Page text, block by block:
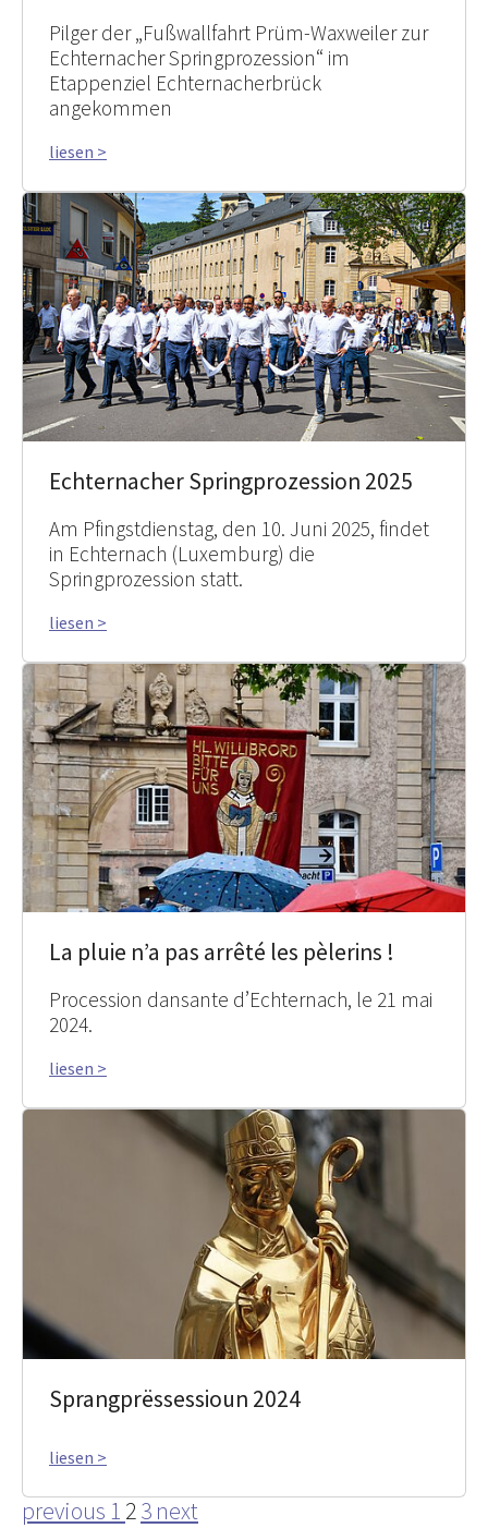
Pilger der „Fußwallfahrt Prüm-Waxweiler zur
Echternacher Springprozession“ im
Etappenziel Echternacherbrück
angekommen
liesen >
Echternacher Springprozession 2025
Am Pfingstdienstag, den 10. Juni 2025, findet
in Echternach (Luxemburg) die
Springprozession statt.
liesen >
La pluie n’a pas arrêté les pèlerins !
Procession dansante d’Echternach, le 21 mai
2024.
liesen >
Sprangprëssessioun 2024
liesen >
previous 1 23 next